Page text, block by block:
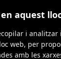
aquest
i
web, per
amb les